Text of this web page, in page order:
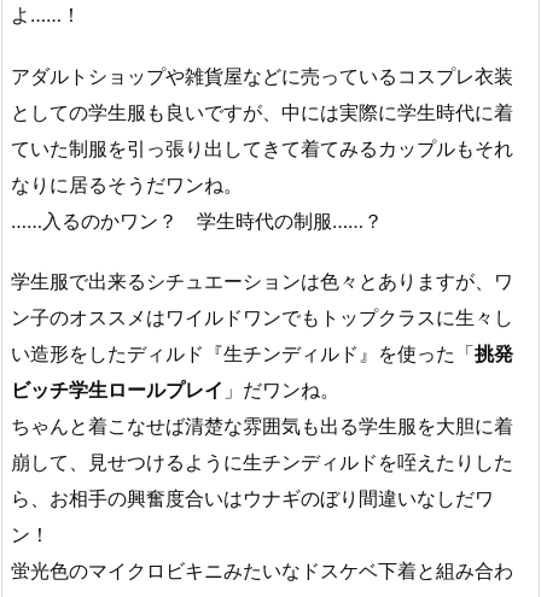
よ……！
アダルトショップや雑貨屋などに売っているコスプレ衣装
としての学生服も良いですが、中には実際に学生時代に着
ていた制服を引っ張り出してきて着てみるカップルもそれ
なりに居るそうだワンね。
……入るのかワン？ 学生時代の制服……？
学生服で出来るシチュエーションは色々とありますが、ワ
ン子のオススメはワイルドワンでもトップクラスに生々し
い造形をしたディルド『生チンディルド』を使った「挑発
ビッチ学生ロールプレイ 」だワンね。
ちゃんと着こなせば清楚な雰囲気も出る学生服を大胆に着
崩して、見せつけるように生チンディルドを咥えたりした
ら、お相手の興奮度合いはウナギのぼり間違いなしだワ
ン！
蛍光色のマイクロビキニみたいなドスケベ下着と組み合わ